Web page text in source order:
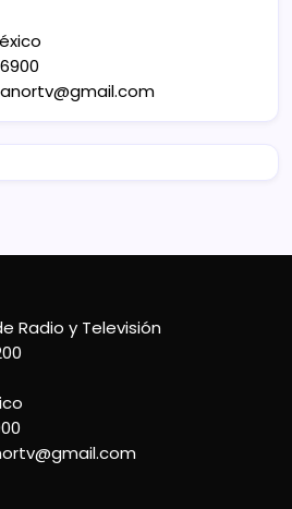
Radio y Televisión